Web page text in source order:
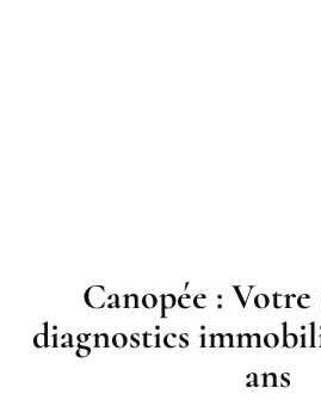
Canopée :
diagnostics
ans